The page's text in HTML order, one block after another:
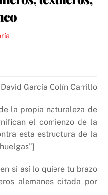
García Colín Carrillo
la propia naturaleza de
el comienzo de la
esta estructura de la
si así lo quiere tu brazo
alemanes citada por